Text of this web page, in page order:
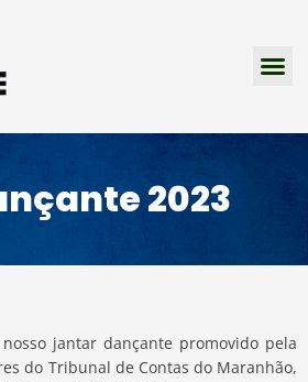
2023
jantar dançante promovido pela
do Tribunal de Contas do Maranhão,